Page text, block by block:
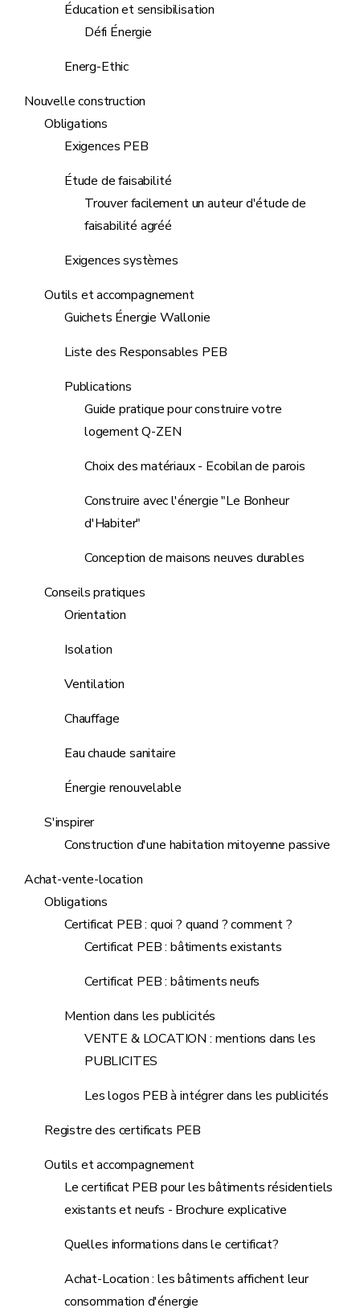
Éducation et sensibilisation
Défi Énergie
Energ-Ethic
Nouvelle construction
Obligations
Exigences PEB
Étude de faisabilité
Trouver facilement un auteur d'étude de
faisabilité agréé
Exigences systèmes
Outils et accompagnement
Guichets Énergie Wallonie
Liste des Responsables PEB
Publications
Guide pratique pour construire votre
logement Q-ZEN
Choix des matériaux - Ecobilan de parois
Construire avec l'énergie "Le Bonheur
d'Habiter"
Conception de maisons neuves durables
Conseils pratiques
Orientation
Isolation
Ventilation
Chauffage
Eau chaude sanitaire
Énergie renouvelable
S'inspirer
Construction d'une habitation mitoyenne passive
Achat-vente-location
Obligations
Certificat PEB : quoi ? quand ? comment ?
Certificat PEB : bâtiments existants
Certificat PEB : bâtiments neufs
Mention dans les publicités
VENTE & LOCATION : mentions dans les
PUBLICITES
Les logos PEB à intégrer dans les publicités
Registre des certificats PEB
Outils et accompagnement
Le certificat PEB pour les bâtiments résidentiels
existants et neufs - Brochure explicative
Quelles informations dans le certificat?
Achat-Location : les bâtiments affichent leur
consommation d'énergie